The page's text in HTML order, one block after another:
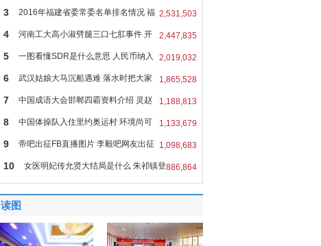
省 2,531,503
3 2016年福建省委常委名单排名情况 福
建 2,447,835
4 河南工大高小淑劈腿三口七肛事件 开
房 2,019,032
5 一图看懂SDR是什么意思 人民币纳入
SDR 1,865,528
6 武汉姑娘大马沉船遇难 落水时把大家
的 1,188,813
7 中国成语大会邯郸四霸资料介绍 灵赵
菡 1,133,679
8 中国体操队入住里约奥运村 环境尚可
但 1,098,683
9 帝吧出征FB直播图片 李毅吧网友出征
脸 886,864
10 女医明妃传允贤大结局是什么 朱祁镇登
读图